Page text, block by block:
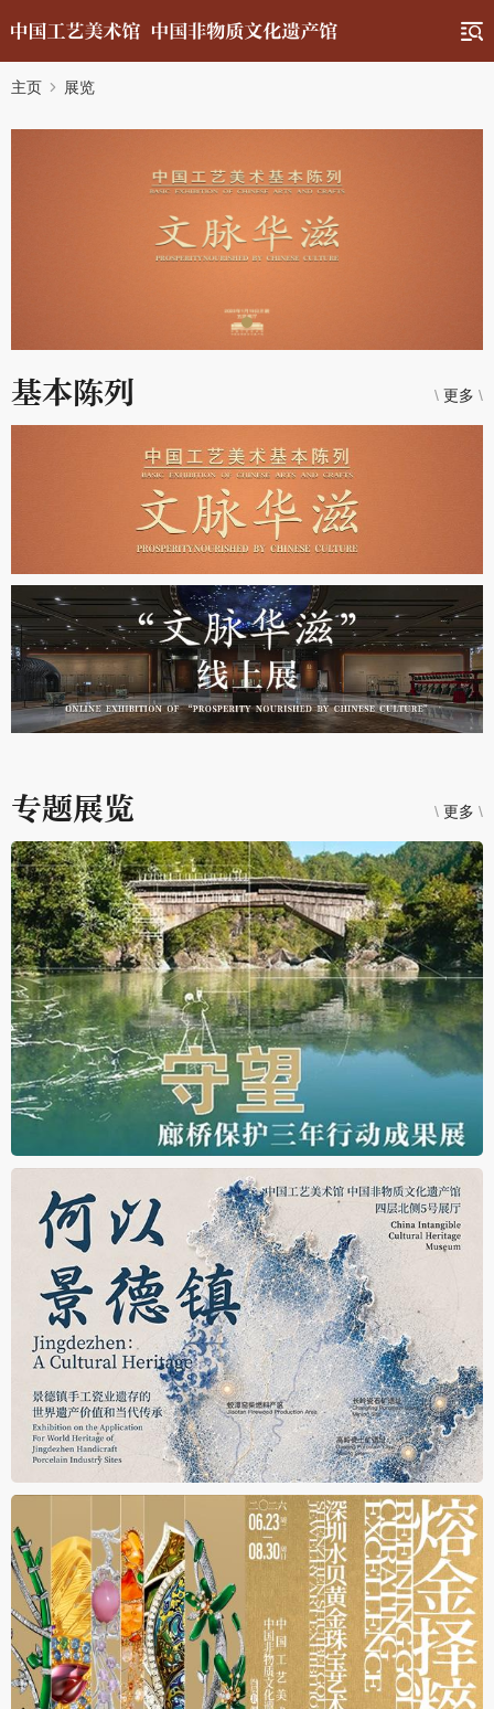
主页 展览
基本陈列 \ 更多 \
专题展览 \ 更多 \
六层13、14展厅
守望——廊桥保护三年行动成果展
2026.08.07 - 2026.11.07